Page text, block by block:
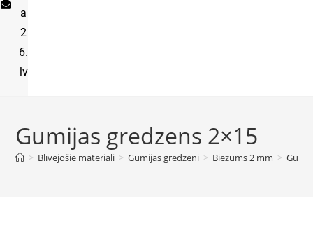
a
2
6.
lv
Gumijas gredzens 2×15
> Blīvējošie materiāli > Gumijas gredzeni > Biezums 2 mm >